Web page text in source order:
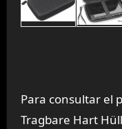
Para consultar el
Tragbare Hart